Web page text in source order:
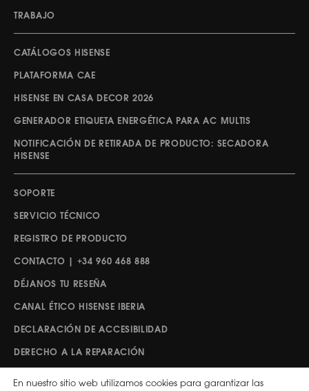
TRABAJO
CATÁLOGOS HISENSE
PLATAFORMA CAE
HISENSE EN CASA DECOR 2026
GENERADOR ETIQUETA ENERGÉTICA PARA AC MULTIS
NOTIFICACIÓN DE RETIRADA DE PRODUCTO: SECADORA
HISENSE
SOPORTE
SERVICIO TÉCNICO
REGISTRO DE PRODUCTO
CONTACTO | +34 960 468 888
DÉJANOS TU RESEÑA
CANAL ÉTICO HISENSE IBERIA
DECLARACIÓN DE ACCESIBILIDAD
DERECHO A LA REPARACIÓN
En nuestro sitio web utilizamos cookies para garantizar las